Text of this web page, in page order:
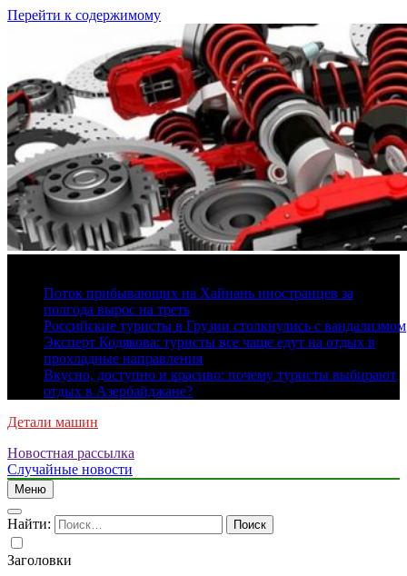
Перейти к содержимому
Поток прибывающих на Хайнань иностранцев за
полгода вырос на треть
Российские туристы в Грузии столкнулись с вандализмом
Эксперт Кодякова: туристы все чаще едут на отдых в
прохладные направления
Вкусно, доступно и красиво: почему туристы выбирают
отдых в Азербайджане?
Детали машин
Новостная рассылка
Случайные новости
Меню
Найти:
Заголовки